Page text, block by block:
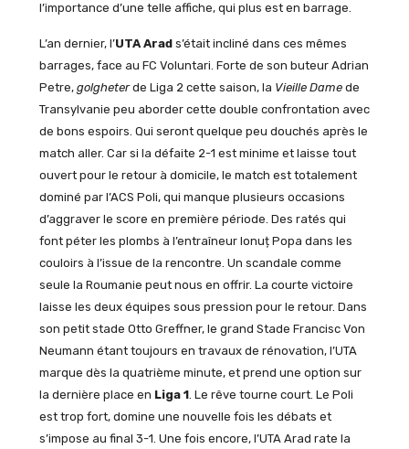
l’importance d’une telle affiche, qui plus est en barrage.
L’an dernier, l’UTA Arad s’était incliné dans ces mêmes
barrages, face au FC Voluntari. Forte de son buteur Adrian
Petre, golgheterde Liga 2 cette saison, la Vieille Damede
Transylvanie peu aborder cette double confrontation avec
de bons espoirs. Qui seront quelque peu douchés après le
match aller. Car si la défaite 2-1 est minime et laisse tout
ouvert pour le retour à domicile, le match est totalement
dominé par l’ACS Poli, qui manque plusieurs occasions
d’aggraver le score en première période. Des ratés qui
font péter les plombs à l’entraîneur Ionuț Popa dans les
couloirs à l’issue de la rencontre. Un scandale comme
seule la Roumanie peut nous en offrir. La courte victoire
laisse les deux équipes sous pression pour le retour. Dans
son petit stade Otto Greffner, le grand Stade Francisc Von
Neumann étant toujours en travaux de rénovation, l’UTA
marque dès la quatrième minute, et prend une option sur
la dernière place en Liga 1. Le rêve tourne court. Le Poli
est trop fort, domine une nouvelle fois les débats et
s’impose au final 3-1. Une fois encore, l’UTA Arad rate la